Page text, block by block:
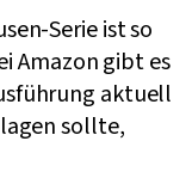
Serie ist so
Amazon gibt es
aktuell
sollte,